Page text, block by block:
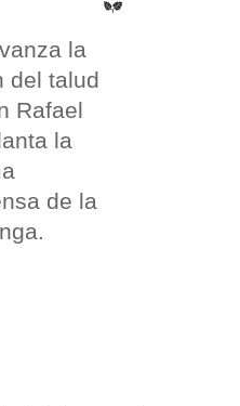
la
del talud
Rafael
la
de la